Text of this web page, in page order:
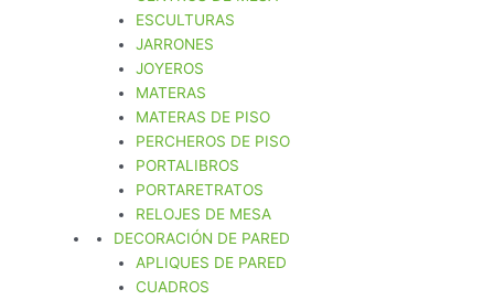
ESCULTURAS
JARRONES
JOYEROS
MATERAS
MATERAS DE PISO
PERCHEROS DE PISO
PORTALIBROS
PORTARETRATOS
RELOJES DE MESA
DECORACIÓN DE PARED
APLIQUES DE PARED
CUADROS